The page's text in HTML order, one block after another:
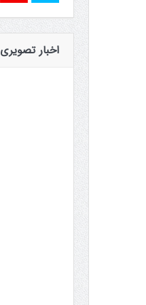
اخبار تصویری